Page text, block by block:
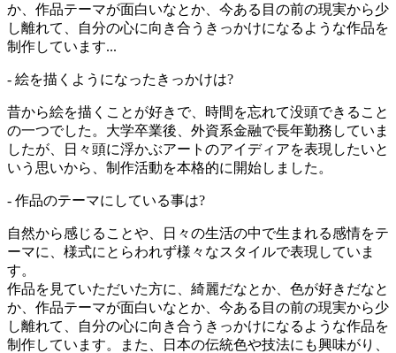
か、作品テーマが面白いなとか、今ある目の前の現実から少
し離れて、自分の心に向き合うきっかけになるような作品を
制作しています...
- 絵を描くようになったきっかけは?
昔から絵を描くことが好きで、時間を忘れて没頭できること
の一つでした。大学卒業後、外資系金融で長年勤務していま
したが、日々頭に浮かぶアートのアイディアを表現したいと
いう思いから、制作活動を本格的に開始しました。
- 作品のテーマにしている事は?
自然から感じることや、日々の生活の中で生まれる感情をテ
ーマに、様式にとらわれず様々なスタイルで表現していま
す。
作品を見ていただいた方に、綺麗だなとか、色が好きだなと
か、作品テーマが面白いなとか、今ある目の前の現実から少
し離れて、自分の心に向き合うきっかけになるような作品を
制作しています。また、日本の伝統色や技法にも興味がり、